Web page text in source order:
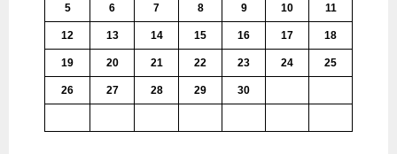
5 6 7 8 9 10 11
12 13 14 15 16 17 18
19 20 21 22 23 24 25
26 27 28 29 30